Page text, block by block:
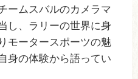
ームスバルのカメラマ
し、ラリーの世界に身
モータースポーツの魅
身の体験から語ってい